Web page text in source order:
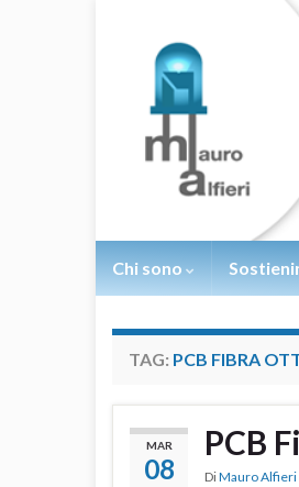
Chi sono
TAG: PCB FIBRA
MAR
08
PCB
DiMauro Alfieri